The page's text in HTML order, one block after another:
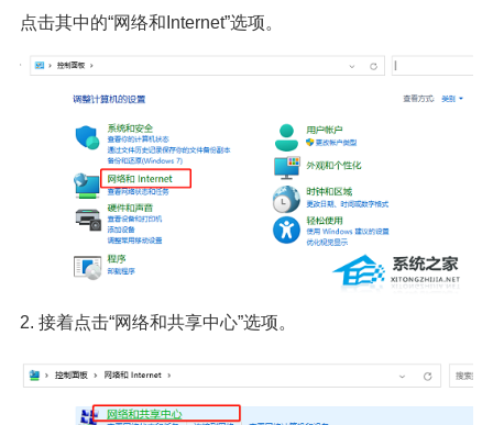
点击其中的“网络和Internet”选项。
2. 接着点击“网络和共享中心”选项。